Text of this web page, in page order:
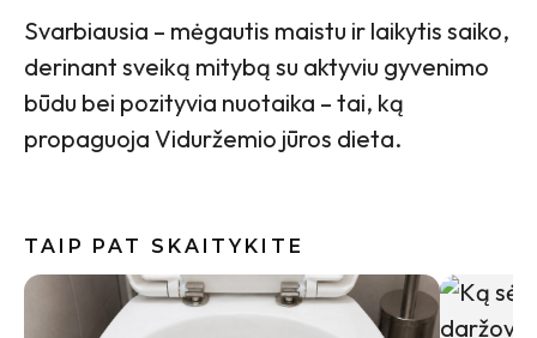
Svarbiausia – mėgautis maistu ir laikytis saiko,
derinant sveiką mitybą su aktyviu gyvenimo
būdu bei pozityvia nuotaika – tai, ką
propaguoja Viduržemio jūros dieta.
TAIP PAT SKAITYKITE
Indai po
gali būti